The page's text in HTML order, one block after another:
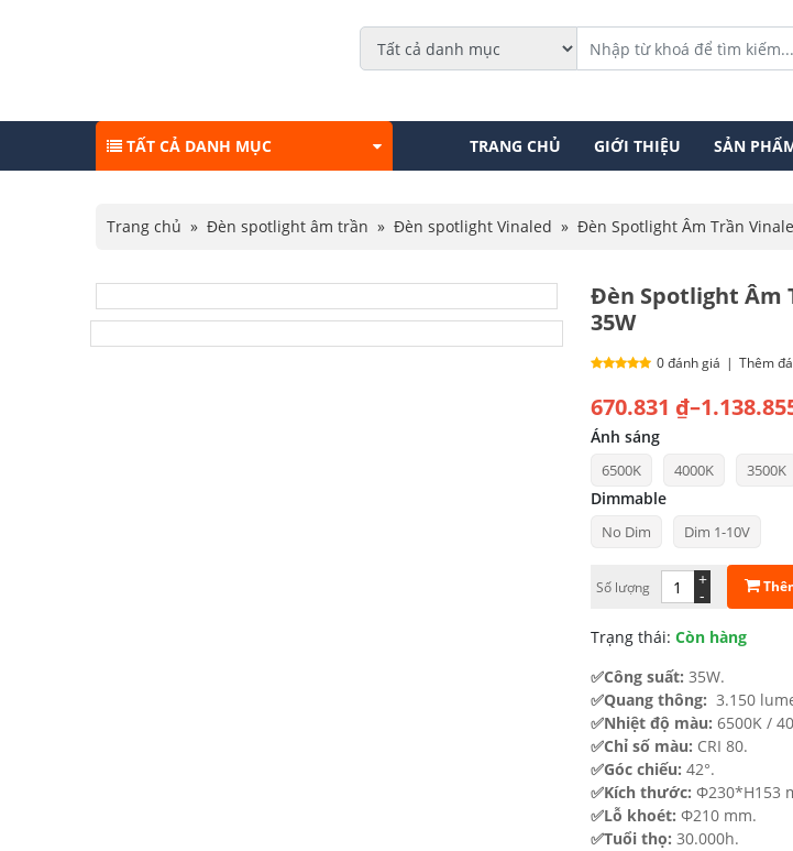
TẤT CẢ DANH MỤC TRANG CHỦ GIỚI THIỆU SẢN
Trang chủ » Đèn spotlight âm trần » Đèn spotlight Vinaled » Đèn Spotlight Âm Trần
Đèn Spotlight Âm
35W
0 đánh giá | Thêm
670.831 ₫–
Khoảng
giá:
từ
670.831 ₫
đến
1.138.855 ₫
Ánh sáng
6500K 4000K 3500K
Dimmable
No Dim Dim 1-10V
Số lượng -
+
Trạng thái: Còn hàng
✅Công suất: 35W.
✅Quang thông: 3.150
✅Nhiệt độ màu: 6500K /
✅Chỉ số màu: CRI 80.
✅Góc chiếu: 42°.
✅Kích thước: Φ230*H153
✅Lỗ khoét: Φ210 mm.
✅Tuổi thọ: 30.000h.